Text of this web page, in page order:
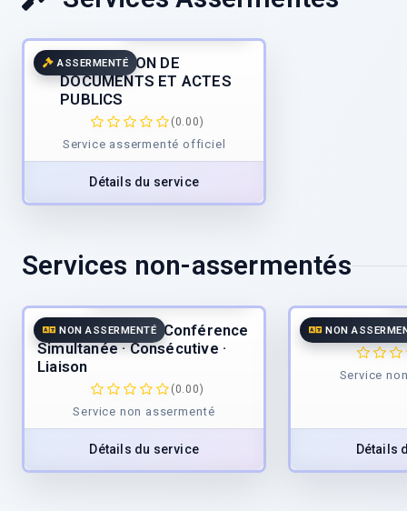
ASSERMENTÉ
TRADUCTION DE
DOCUMENTS ET ACTES
PUBLICS
(0.00)
Service assermenté officiel
Détails du service
Services non-assermentés
NON ASSERMENTÉ
Interprétation de Conférence
Simultanée · Consécutive ·
Liaison
(0.00)
Service non assermenté
Détails du service
NON
Traduction
Service
Détails